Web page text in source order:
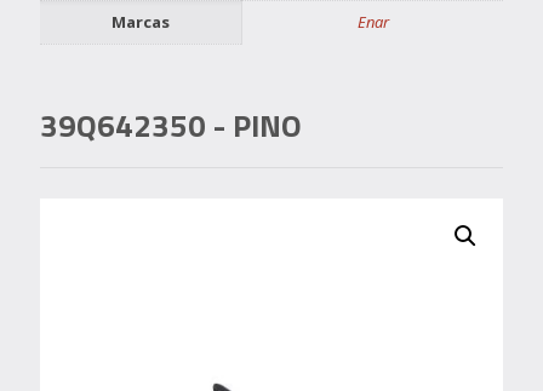
Marcas
Enar
39Q642350 - PINO